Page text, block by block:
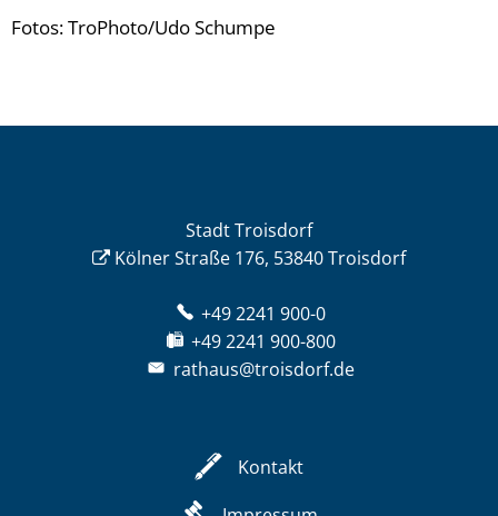
Fotos: TroPhoto/Udo Schumpe
Stadt Troisdorf
Kölner Straße 176, 53840 Troisdorf
+49 2241 900-0
+49 2241 900-800
rathaus@troisdorf.de
Kontakt